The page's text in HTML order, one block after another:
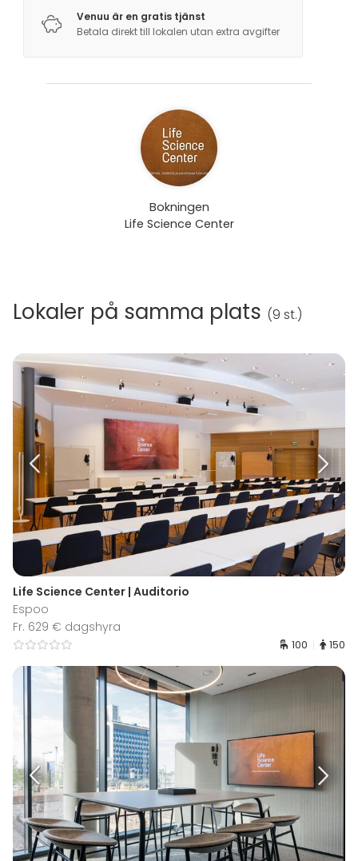
Venuu är en gratis tjänst
Betala direkt till lokalen utan extra avgifter
Bokningen
Life Science Center
Lokaler på samma plats (9 st.)
Life Science Center | Auditorio
Espoo
Fr. 629 € dagshyra
100 150